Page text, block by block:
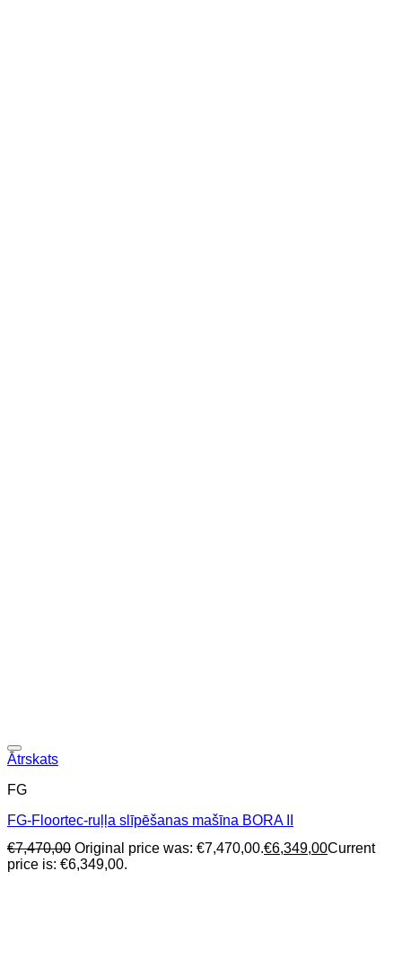
Ātrskats
FG
FG-Floortec-ruļļa slīpēšanas mašīna BORA II
€7,470,00 Original price was: €7,470,00.€6,349,00Current
price is: €6,349,00.